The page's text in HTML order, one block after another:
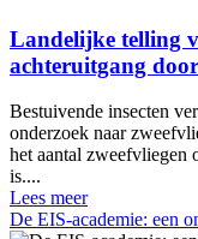
Landelijke telling
achteruitgang
Bestuivende insecten
onderzoek naar
het aantal zweefvliegen
is....
Lees meer
De EIS-academie: een